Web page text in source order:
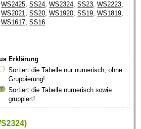
WS2425,SS24,WS2324,SS23,WS2223,
WS2021,SS20,WS1920,SS19,WS1819,
WS1617,SS16
Erklärung
Sortiert die Tabelle nur numerisch, ohne
Gruppierung!
Sortiert die Tabelle numerisch sowie
gruppiert!